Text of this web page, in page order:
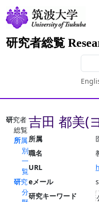
研究者総覧
研究者
総覧
所属
別
一
覧
研究
分
吉田 都美(
所属
職名
URL
eメール
研究キーワード